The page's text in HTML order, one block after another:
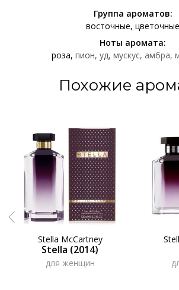
Группа ароматов:
восточные цветочные
Ноты аромата:
роза пион уд мускус амбра
Похожие
Stella McCartney
Stella (2014)
для женщин